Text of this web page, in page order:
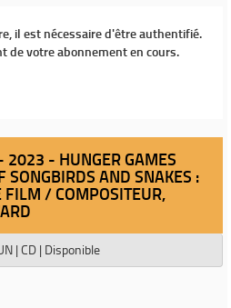
il est nécessaire d'être authentifié.
de votre abonnement en cours.
2023 - HUNGER GAMES
SONGBIRDS AND SNAKES :
FILM / COMPOSITEUR,
| CD | Disponible